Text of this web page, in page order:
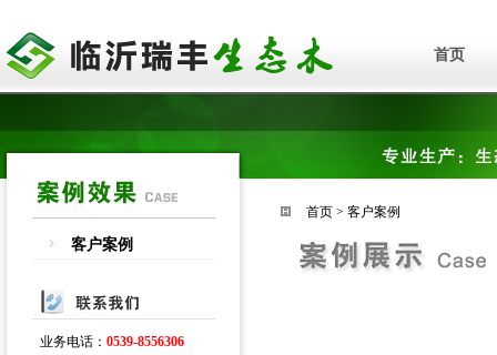
首页
客户案例
业务电话： 0539-8556306
首页> 客户案例